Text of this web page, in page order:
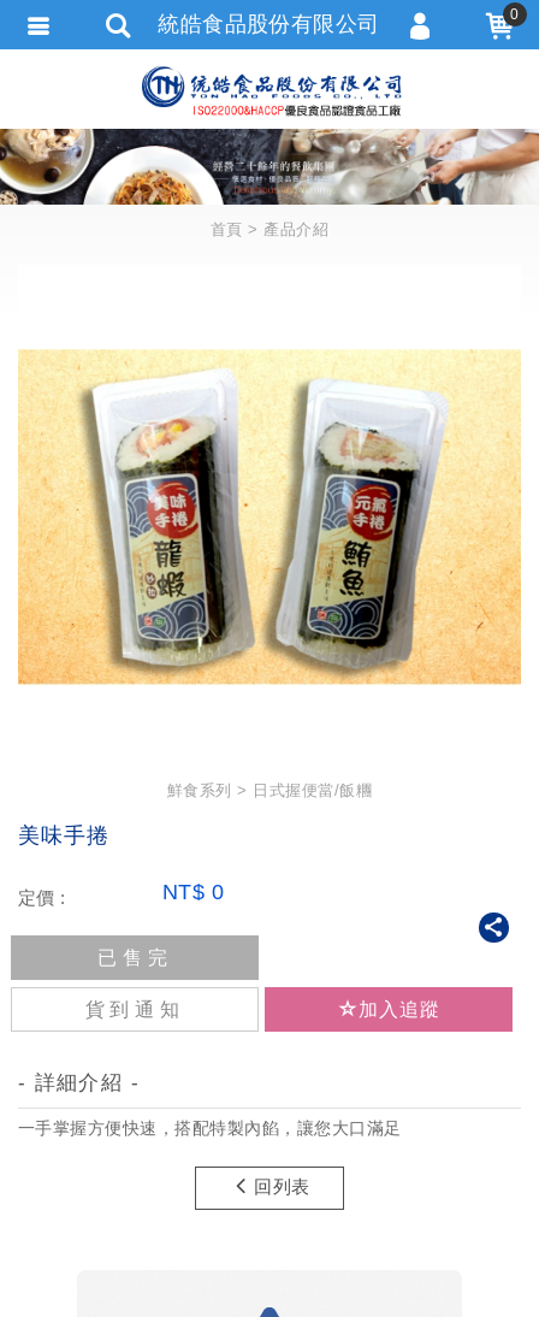
首頁 產品介紹
鮮食系列 日式握便當/飯糰
美味手捲
定價 : NT$ 0
已售完
貨到通知 加入追蹤
- 詳細介紹 -
一手掌握方便快速，搭配特製內餡，讓您大口滿足
回列表
統皓食品股份有限公司 0
會員登入
會員註冊
忘記密碼